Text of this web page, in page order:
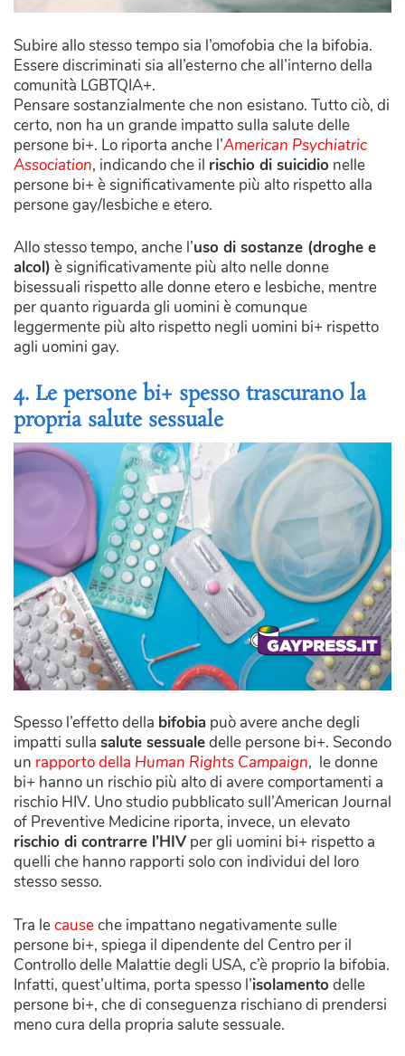
Subire allo stesso tempo sia l’omofobia che la bifobia.
Essere discriminati sia all’esterno che all’interno della
comunità LGBTQIA+.
Pensare sostanzialmente che non esistano. Tutto ciò, di
certo, non ha un grande impatto sulla salute delle
persone bi+. Lo riporta anche l’American Psychiatric
Association, indicando che il rischio di suicidio nelle
persone bi+ è significativamente più alto rispetto alla
persone gay/lesbiche e etero.
Allo stesso tempo, anche l’uso di sostanze (droghe e
alcol) è significativamente più alto nelle donne
bisessuali rispetto alle donne etero e lesbiche, mentre
per quanto riguarda gli uomini è comunque
leggermente più alto rispetto negli uomini bi+ rispetto
agli uomini gay.
4. Le persone bi+ spesso trascurano la
propria salute sessuale
Spesso l’effetto della bifobia può avere anche degli
impatti sulla salute sessualedelle persone bi+. Secondo
un rapporto della Human Rights Campaign, le donne
bi+ hanno un rischio più alto di avere comportamenti a
rischio HIV. Uno studio pubblicato sull’American Journal
of Preventive Medicine riporta, invece, un elevato
rischio di contrarre l’HIV per gli uomini bi+ rispetto a
quelli che hanno rapporti solo con individui del loro
stesso sesso.
Tra lecauseche impattano negativamente sulle
persone bi+, spiega il dipendente del Centro per il
Controllo delle Malattie degli USA, c’è proprio la bifobia.
Infatti, quest’ultima, porta spesso l’isolamento delle
persone bi+, che di conseguenza rischiano di prendersi
meno cura della propria salute sessuale.